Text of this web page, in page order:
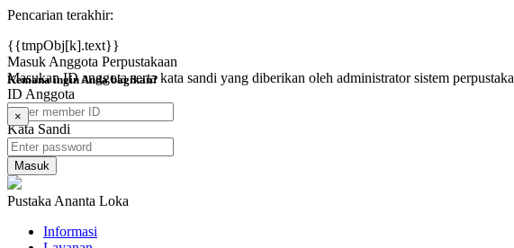
Pencarian terakhir:
{{tmpObj[k].text}}
Masuk Anggota Perpustakaan
Masukan ID anggota serta kata sandi yang diberikan oleh administrator sistem
ID Anggota
Kata Sandi
Pustaka Ananta Loka
Informasi
Kemana ingin Anda bagikan?
×